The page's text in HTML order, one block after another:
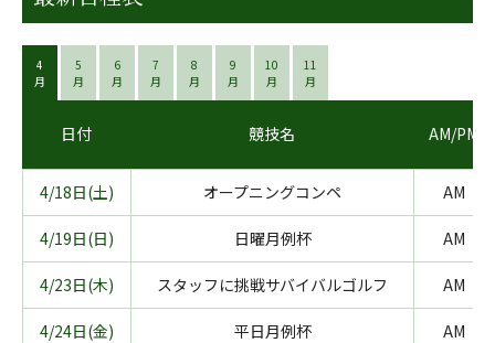
4
月
5
月
6
月
7
月
8
月
9
月
10
月
11
月
日付 競技名 AM/PM
4/18日(土) オープニングコンペ AM
4/19日(日) 日曜月例杯 AM
4/23日(木) スタッフに挑戦サバイバルゴルフ AM
4/24日(金) 平日月例杯 AM